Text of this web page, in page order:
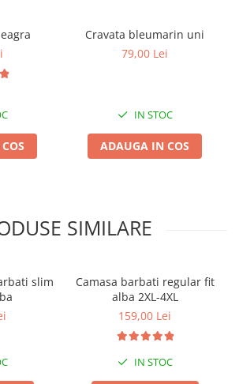
Cravata bleumarin uni
79,00 Lei
IN STOC
ADAUGA IN COS
SIMILARE
slim
Camasa barbati regular fit
alba 2XL-4XL
159,00 Lei
IN STOC